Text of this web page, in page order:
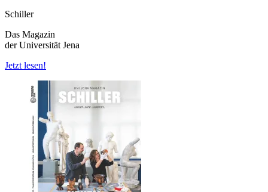
Schiller
Das Magazin
der Universität Jena
Jetzt lesen!